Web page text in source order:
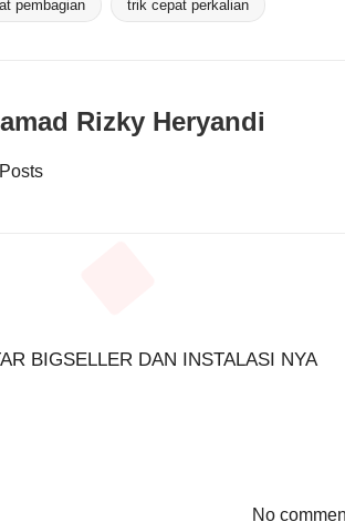
pembagian trik cepat perkalian
Rizky Heryandi
BIGSELLER DAN INSTALASI NYA
No